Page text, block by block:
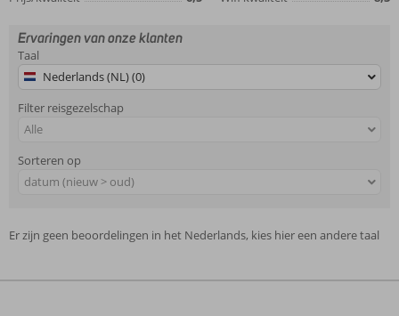
Ervaringen van onze klanten
Taal
Nederlands (NL) (0)
Filter reisgezelschap
Alle
Sorteren op
datum (nieuw > oud)
Er zijn geen beoordelingen in het Nederlands, kies hier een andere taal